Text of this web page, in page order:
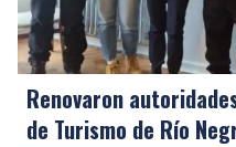
Renovaron
de Turismo de Río